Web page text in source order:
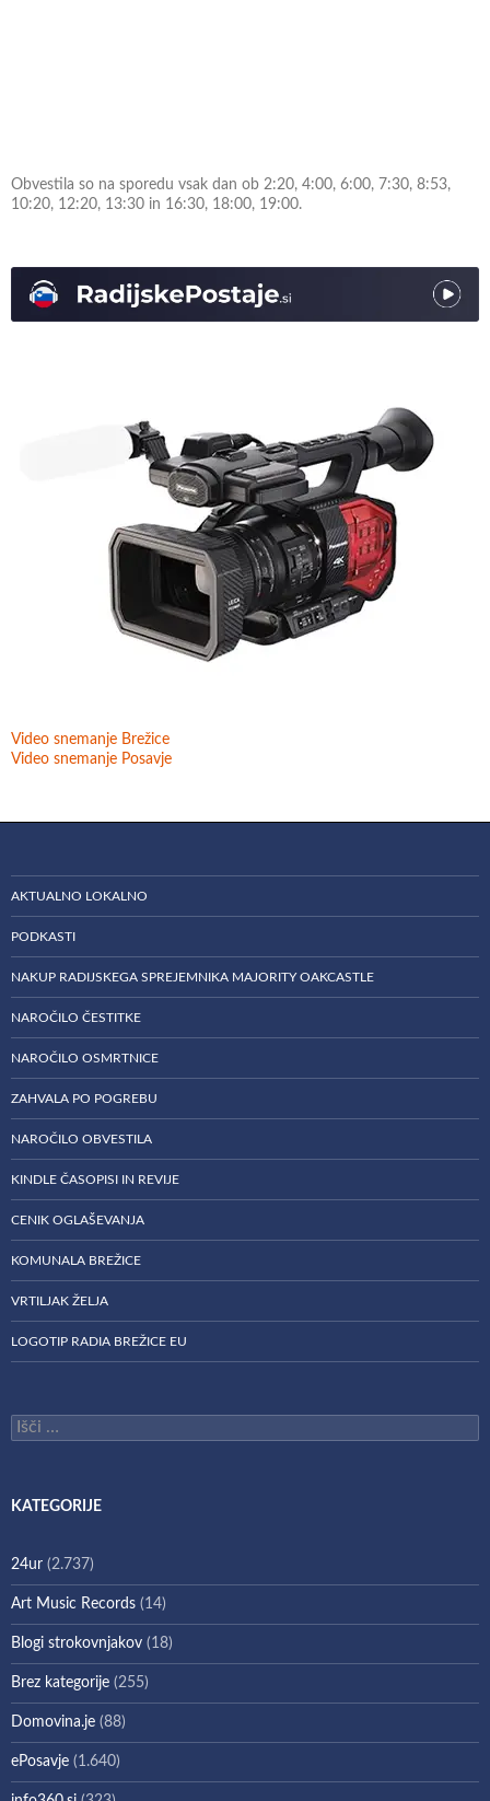
Obvestila so na sporedu vsak dan ob 2:20, 4:00, 6:00, 7:30, 8:53,
10:20, 12:20, 13:30 in 16:30, 18:00, 19:00.
Video snemanje Brežice
Video snemanje Posavje
AKTUALNO LOKALNO
PODKASTI
NAKUP RADIJSKEGA SPREJEMNIKA MAJORITY OAKCASTLE
NAROČILO ČESTITKE
NAROČILO OSMRTNICE
ZAHVALA PO POGREBU
NAROČILO OBVESTILA
KINDLE ČASOPISI IN REVIJE
CENIK OGLAŠEVANJA
KOMUNALA BREŽICE
VRTILJAK ŽELJA
LOGOTIP RADIA BREŽICE EU
Išči:
KATEGORIJE
24ur (2.737)
Art Music Records (14)
Blogi strokovnjakov (18)
Brez kategorije (255)
Domovina.je (88)
ePosavje (1.640)